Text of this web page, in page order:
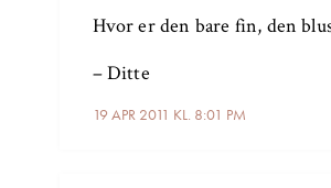
19 APR 2011 KL. 8:01 PM
Hvor er den bare fin, den
– Ditte